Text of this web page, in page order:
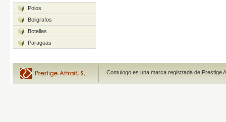
Polos
Boligrafos
Botellas
Paraguas
Contulogo es una marca registrada de